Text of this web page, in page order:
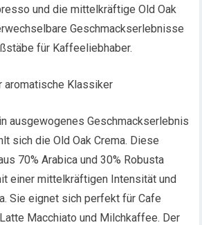
und die mittelkräftige Old Oak
Geschmackserlebnisse
für Kaffeeliebhaber.
aromatische Klassiker
ausgewogenes Geschmackserlebnis
sich die Old Oak Crema. Diese
70% Arabica und 30% Robusta
einer mittelkräftigen Intensität und
Sie eignet sich perfekt für Cafe
Macchiato und Milchkaffee. Der